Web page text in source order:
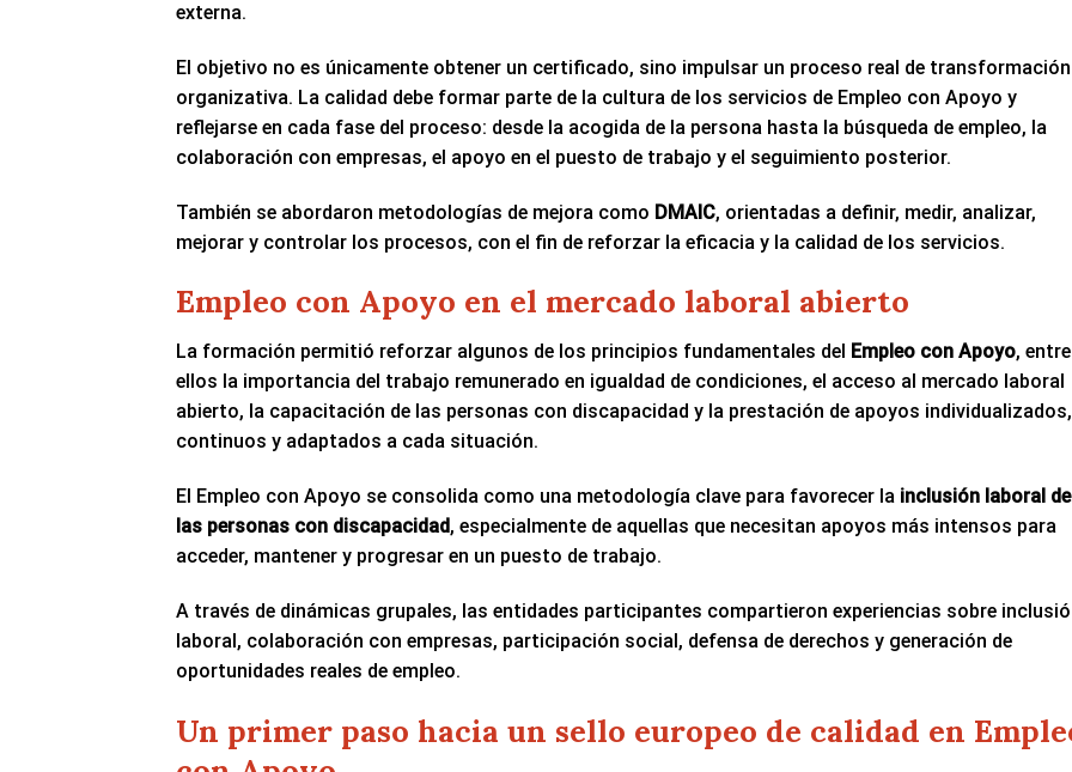
externa.
El objetivo no es únicamente obtener un certificado, sino impulsar un proceso real de transformación
organizativa. La calidad debe formar parte de la cultura de los servicios de Empleo con Apoyo y
reflejarse en cada fase del proceso: desde la acogida de la persona hasta la búsqueda de empleo, la
colaboración con empresas, el apoyo en el puesto de trabajo y el seguimiento posterior.
También se abordaron metodologías de mejora como DMAIC, orientadas a definir, medir, analizar,
mejorar y controlar los procesos, con el fin de reforzar la eficacia y la calidad de los servicios.
Empleo con Apoyo en el mercado laboral abierto
La formación permitió reforzar algunos de los principios fundamentales del Empleo con Apoyo, entre
ellos la importancia del trabajo remunerado en igualdad de condiciones, el acceso al mercado laboral
abierto, la capacitación de las personas con discapacidad y la prestación de apoyos individualizados,
continuos y adaptados a cada situación.
El Empleo con Apoyo se consolida como una metodología clave para favorecer la inclusión laboral de
las personas con discapacidad, especialmente de aquellas que necesitan apoyos más intensos para
acceder, mantener y progresar en un puesto de trabajo.
A través de dinámicas grupales, las entidades participantes compartieron experiencias sobre
laboral, colaboración con empresas, participación social, defensa de derechos y generación de
oportunidades reales de empleo.
Un primer paso hacia un sello europeo de calidad en